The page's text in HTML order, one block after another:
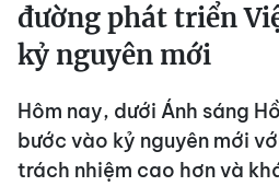
đường phát triển
kỷ nguyên mới
Hôm nay, dưới Ánh sáng
bước vào kỷ nguyên mới
trách nhiệm cao hơn và